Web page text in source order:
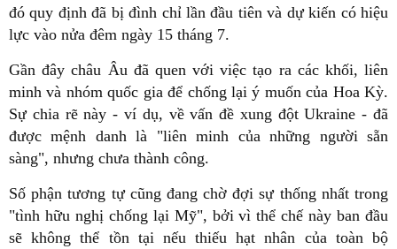
đó quy định đã bị đình chỉ lần đầu tiên và dự kiến có hiệu
lực vào nửa đêm ngày 15 tháng 7.
Gần đây châu Âu đã quen với việc tạo ra các khối, liên
minh và nhóm quốc gia để chống lại ý muốn của Hoa Kỳ.
Sự chia rẽ này - ví dụ, về vấn đề xung đột Ukraine - đã
được mệnh danh là "liên minh của những người sẵn
sàng", nhưng chưa thành công.
Số phận tương tự cũng đang chờ đợi sự thống nhất trong
"tình hữu nghị chống lại Mỹ", bởi vì thể chế này ban đầu
sẽ không thể tồn tại nếu thiếu hạt nhân của toàn bộ